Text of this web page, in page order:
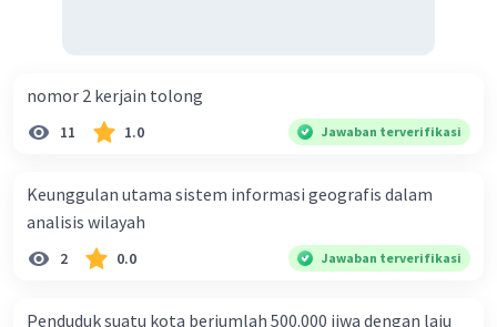
oleh gas-gas ringan seperti hidrogen (H2) dan
helium (He). Karena densitasnya yang rendah,
gas-gas ini dapat berkumpul di lapisan atas
oksigen (O2) juga dapat ditemukan di eksosfer,
namun dalam jumlah yang sangat kecil. Eksosfer
juga merupakan lapisan tempat banyak satelit
atmosfer yang signifikan.
nomor 2 kerjain tolong
11 1.0 Jawaban terverifikasi
Keunggulan utama sistem informasi geografis dalam
analisis wilayah
2 0.0 Jawaban terverifikasi
Penduduk suatu kota berjumlah 500.000 jiwa dengan laju